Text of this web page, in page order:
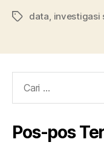
c
b
o
o
itt m
r
Tag data, investigasi
Pos-pos